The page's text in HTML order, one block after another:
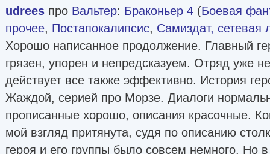
udrees про Вальтер: Браконьер 4 (Боевая
прочее, Постапокалипсис, Самиздат, сетевая
Хорошо написанное продолжение. Главный
грязен, упорен и непредсказуем. Отряд уже
действует все также эффективно. История
Жаждой, серией про Морзе. Диалоги
прописанные хорошо, описания красочные.
мой взгляд притянута, судя по описанию
героя и его группы было совсем немного. Но